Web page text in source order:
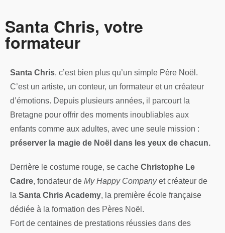
Santa Chris, votre
formateur
Santa Chris, c’est bien plus qu’un simple Père Noël.
C’est un artiste, un conteur, un formateur et un créateur
d’émotions. Depuis plusieurs années, il parcourt la
Bretagne pour offrir des moments inoubliables aux
enfants comme aux adultes, avec une seule mission :
préserver la magie de Noël dans les yeux de chacun.
Derrière le costume rouge, se cache Christophe Le
Cadre, fondateur de My Happy Companyet créateur de
la Santa Chris Academy, la première école française
dédiée à la formation des Pères Noël.
Fort de centaines de prestations réussies dans des